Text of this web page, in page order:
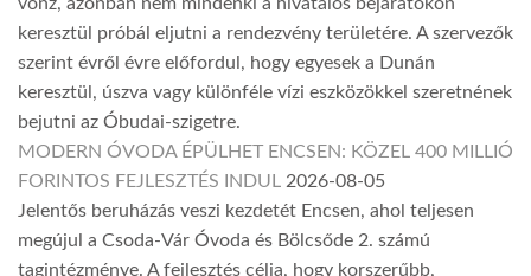
keresztül próbál eljutni a rendezvény területére. A szervezők
szerint évről évre előfordul, hogy egyesek a Dunán
keresztül, úszva vagy különféle vízi eszközökkel szeretnének
bejutni az Óbudai-szigetre.
MODERN ÓVODA ÉPÜLHET ENCSEN: KÖZEL 400 MILLIÓ
FORINTOS FEJLESZTÉS INDUL 2026-08-05
Jelentős beruházás veszi kezdetét Encsen, ahol teljesen
megújul a Csoda-Vár Óvoda és Bölcsőde 2. számú
tagintézménye. A fejlesztés célja, hogy korszerűbb,